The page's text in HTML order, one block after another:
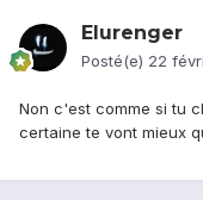
Elurenger
Posté(e) 22
Non c'est comme si tu
certaine te vont mieux